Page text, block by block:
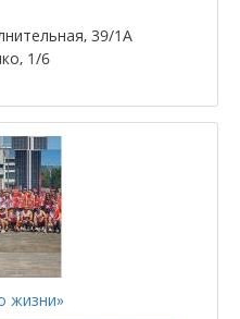
39/1А
1/6
жизни»